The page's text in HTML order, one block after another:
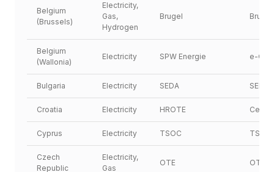
Belgium
(Brussels)
Electricity,
Gas,
Hydrogen
Brugel Brugel
Belgium
(Wallonia)
Electricity SPW Energie e-
Bulgaria Electricity SEDA SEDA
Croatia Electricity HROTE
Cyprus Electricity TSOC TSO-
Czech
Republic
Electricity,
Gas
OTE OTE